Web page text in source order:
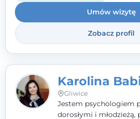
Umów wizytę
Zobacz profil
Karolina
Gliwice
Jestem psychologiem
dorosłymi i